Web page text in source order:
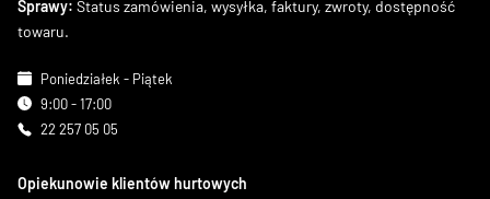
Sprawy: Status zamówienia, wysyłka, faktury, zwroty, dostępność
towaru.
Poniedziałek - Piątek
9:00 - 17:00
22 257 05 05
Opiekunowie klientów hurtowych